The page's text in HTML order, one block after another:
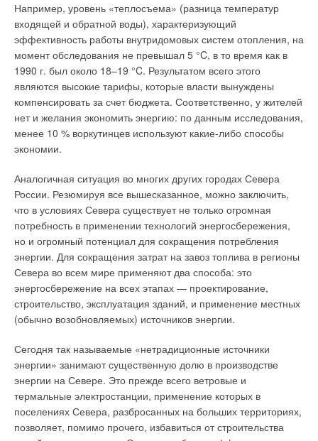
Например, уровень «теплосъема» (разница температур
входящей и обратной воды), характеризующий
эффективность работы внутридомовых систем отопления, на
момент обследования не превышал 5 °C, в то время как в
1990 г. был около 18–19 °C. Результатом всего этого
являются высокие тарифы, которые власти вынуждены
компенсировать за счет бюджета. Соответственно, у жителей
нет и желания экономить энергию: по данным исследования,
менее 10 % воркутинцев используют какие-либо способы
экономии.
Аналогичная ситуация во многих других городах Севера
России. Резюмируя все вышесказанное, можно заключить,
что в условиях Севера существует не только огромная
потребность в применении технологий энергосбережения,
но и огромный потенциал для сокращения потребления
энергии. Для сокращения затрат на завоз топлива в регионы
Севера во всем мире применяют два способа: это
энергосбережение на всех этапах — проектирование,
строительство, эксплуатация зданий, и применение местных
(обычно возобновляемых) источников энергии.
Сегодня так называемые «нетрадиционные источники
энергии» занимают существенную долю в производстве
энергии на Севере. Это прежде всего ветровые и
термальные электростанции, применение которых в
поселениях Севера, разбросанных на больших территориях,
позволяет, помимо прочего, избавиться от строительства
ресурсов в соответствии с требованиями по охране
окружающей среды и быстром возврате инвестированного
капитала.
При работе мини-ТЭС важно обеспечить постоянство
номинальных тепловой и электрической нагрузок (в базовом
режиме) когенерационных установок (параллельным
включением с единой энергосетью), чем можно добиться
дальнейшего снижения ежегодных эксплуатационных
расходов. В некоторых случаях возможно и целесообразно
одновременного производства трех видов энергии:
электроэнергии, теплоты и холода.
Это дает возможность эффективно использовать в летний
период утилизируемую теплоту, что особенно важно для
многих промышленных предприятий и учреждений, где
летняя потребность в отоплении помещений и нагреве воды
на горячее водоснабжение может быть незначительной.
Применение в когенерационных системах абсорбционных
устройств, преобразовывающих тепловую энергию в холод,
значительно повысить их экономическую эффективность,
кроме того, мини-ТЭС на базе когенерационных установок
имеют экологические преимущества.
Когенерационная установка (КГУ) состоит из четырех
основных частей: первичного двигателя, электрогенератора,